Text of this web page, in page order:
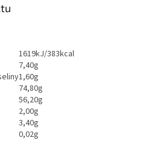
1619kJ/383kcal
7,40g
1,60g
74,80g
56,20g
2,00g
3,40g
0,02g